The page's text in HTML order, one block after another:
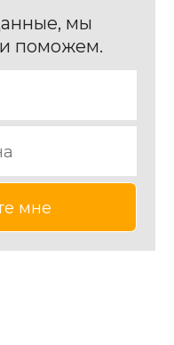
мы
поможем.